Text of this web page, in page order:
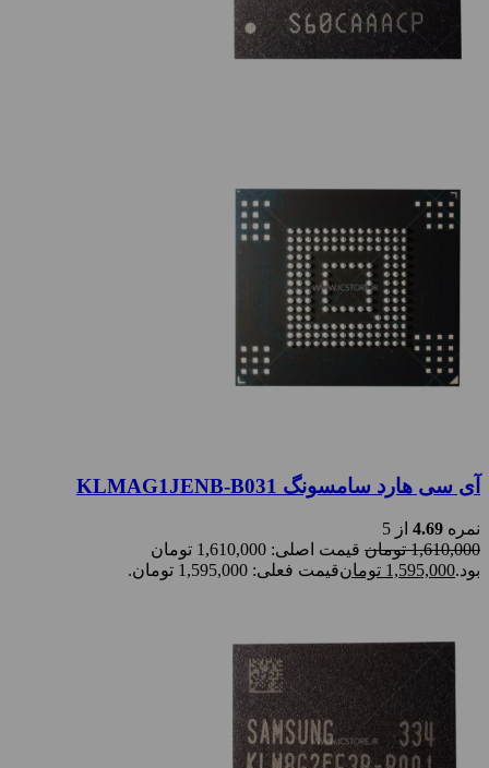
آی سی هارد سامسونگ KLMAG1JENB-B031
نمره 4.69 از 5
1,610,000 تومان
قیمت اصلی: 1,610,000 تومان
بود.1,595,000 تومانقیمت فعلی: 1,595,000 تومان.